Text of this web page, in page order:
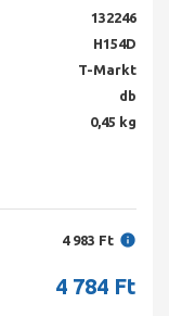
132246
H154D
T-Markt
db
0,45 kg
4 983 Ft
4 784 Ft